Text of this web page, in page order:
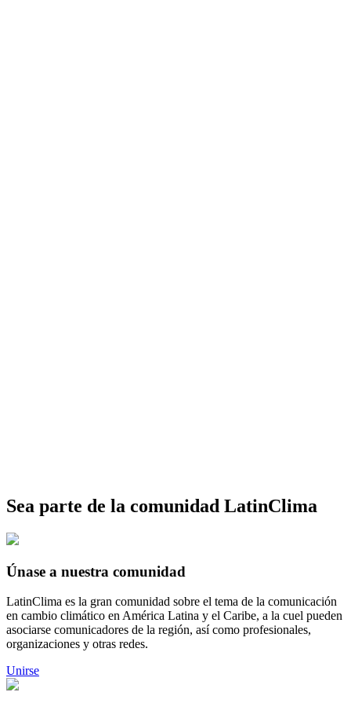
Sea parte de la comunidad LatinClima
Únase a nuestra comunidad
LatinClima es la gran comunidad sobre el tema de la comunicación
en cambio climático en América Latina y el Caribe, a la cuel pueden
asociarse comunicadores de la región, así como profesionales,
organizaciones y otras redes.
Unirse